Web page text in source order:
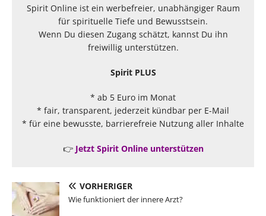
Spirit Online ist ein werbefreier, unabhängiger Raum
für spirituelle Tiefe und Bewusstsein.
Wenn Du diesen Zugang schätzt, kannst Du ihn
freiwillig unterstützen.
Spirit PLUS
* ab 5 Euro im Monat
* fair, transparent, jederzeit kündbar per E-Mail
* für eine bewusste, barrierefreie Nutzung aller Inhalte
👉 Jetzt Spirit Online unterstützen
VORHERIGER
Wie funktioniert der innere Arzt?